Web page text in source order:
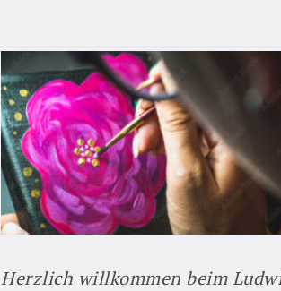
Herzlich willkommen beim